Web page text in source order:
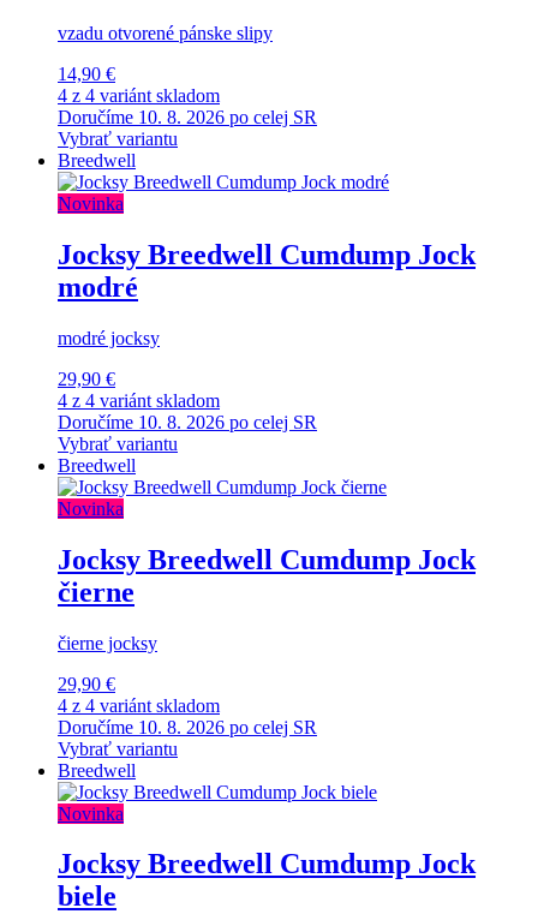
vzadu otvorené pánske slipy
14,90 €
4 z 4 variánt skladom
Doručíme 10. 8. 2026 po celej SR
Vybrať variantu
Breedwell
Novinka
Jocksy Breedwell Cumdump Jock
modré
modré jocksy
29,90 €
4 z 4 variánt skladom
Doručíme 10. 8. 2026 po celej SR
Vybrať variantu
Breedwell
Novinka
Jocksy Breedwell Cumdump Jock
čierne
čierne jocksy
29,90 €
4 z 4 variánt skladom
Doručíme 10. 8. 2026 po celej SR
Vybrať variantu
Breedwell
Novinka
Jocksy Breedwell Cumdump Jock
biele